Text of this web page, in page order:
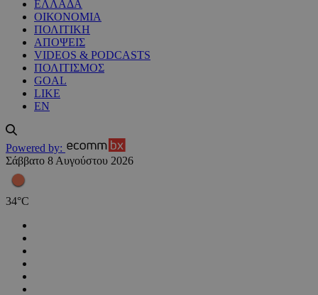
ΕΛΛΑΔΑ
ΟΙΚΟΝΟΜΙΑ
ΠΟΛΙΤΙΚΗ
ΑΠΟΨΕΙΣ
VIDEOS & PODCASTS
ΠΟΛΙΤΙΣΜΟΣ
GOAL
LIKE
EN
Powered by:
Σάββατο 8 Αυγούστου 2026
34°C